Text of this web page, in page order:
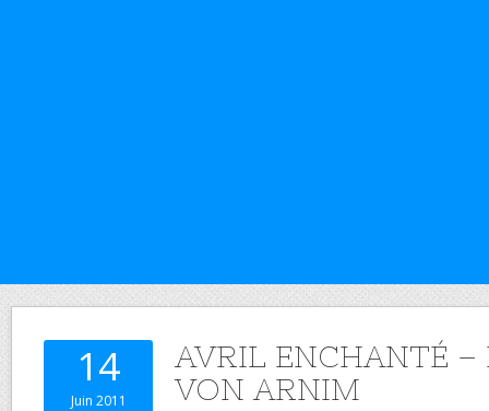
14
Juin 2011
AVRIL ENCHANTÉ –
VON ARNIM